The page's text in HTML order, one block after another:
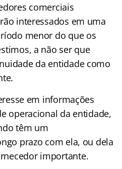
comerciais
interessados em uma
menor do que os
a não ser que
da entidade como
em informações
operacional da entidade,
têm um
prazo com ela, ou dela
importante.